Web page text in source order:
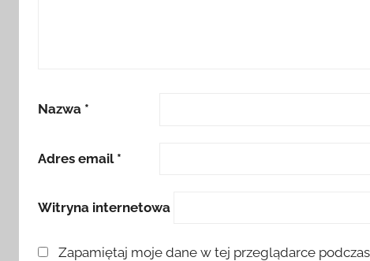
Nazwa *
Adres email *
Witryna internetowa
Zapamiętaj moje dane w tej przeglądarce